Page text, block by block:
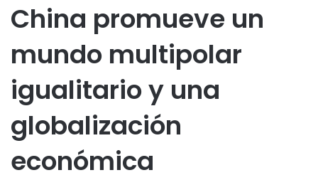
China promueve un
mundo multipolar
igualitario y una
globalización
económica